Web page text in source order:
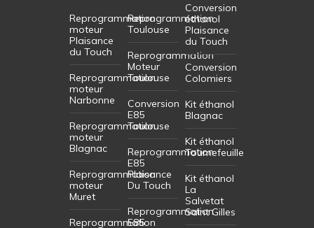
Reprogrammation
moteur
Plaisance
du Touch
Reprogrammation
moteur
Narbonne
Reprogrammation
moteur
Blagnac
Reprogrammation
moteur
Muret
Reprogrammation
Reprogrammation
Toulouse
Reprogrammation
Moteur
Toulouse
Conversion
E85
Toulouse
Reprogrammation
E85
Plaisance
Du Touch
Reprogrammation
E85
Conversion
éthanol
Plaisance
du Touch
Conversion
Colomiers
Kit éthanol
Blagnac
Kit éthanol
Tournefeuille
Kit éthanol
La
Salvetat
Saint Gilles